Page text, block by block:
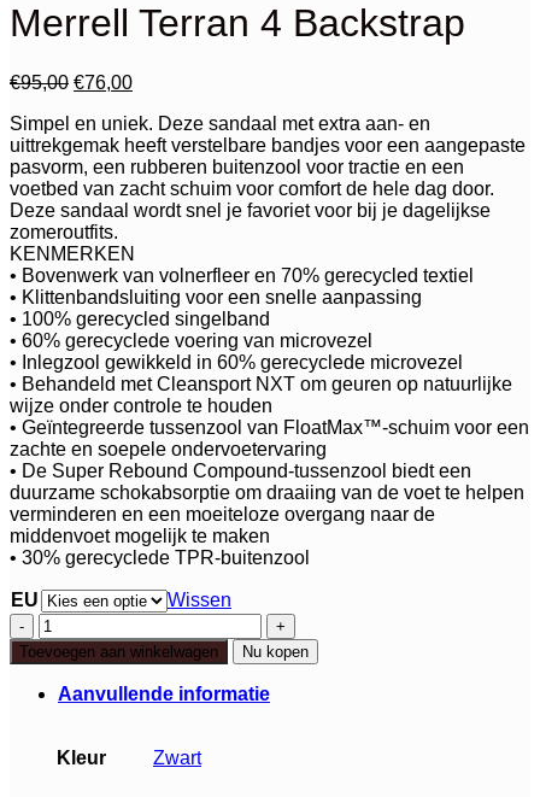
Merrell Terran 4 Backstrap
€95,00 Oorspronkelijke
was:
€95,00.
€76,00Huidige
is:
€76,00.
Simpel en uniek. Deze sandaal met extra aan- en
uittrekgemak heeft verstelbare bandjes voor een aangepaste
pasvorm, een rubberen buitenzool voor tractie en een
voetbed van zacht schuim voor comfort de hele dag door.
Deze sandaal wordt snel je favoriet voor bij je dagelijkse
zomeroutfits.
KENMERKEN
• Bovenwerk van volnerfleer en 70% gerecycled textiel
• Klittenbandsluiting voor een snelle aanpassing
• 100% gerecycled singelband
• 60% gerecyclede voering van microvezel
• Inlegzool gewikkeld in 60% gerecyclede microvezel
• Behandeld met Cleansport NXT om geuren op natuurlijke
wijze onder controle te houden
• Geïntegreerde tussenzool van FloatMax™-schuim voor een
zachte en soepele ondervoetervaring
• De Super Rebound Compound-tussenzool biedt een
duurzame schokabsorptie om draaiing van de voet te helpen
verminderen en een moeiteloze overgang naar de
middenvoet mogelijk te maken
• 30% gerecyclede TPR-buitenzool
EU
Wissen
Merrell
Terran
4
Backstrap
aantal
Toevoegen aan winkelwagen Nu kopen
Aanvullende informatie
Kleur Zwart